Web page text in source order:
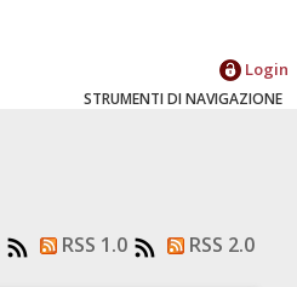
Login
STRUMENTI DI NAVIGAZIONE
RSS 1.0 RSS 2.0